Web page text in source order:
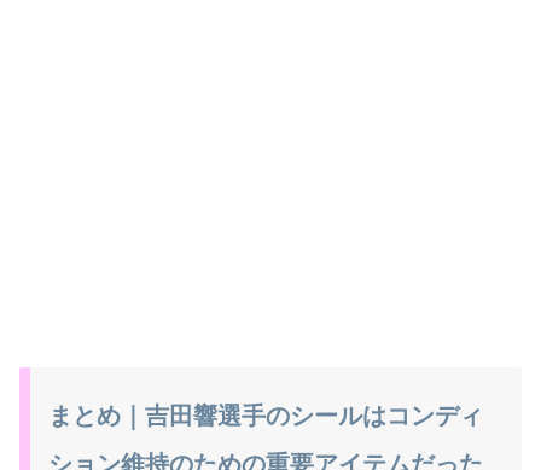
まとめ｜吉田響選手のシールはコンディ
ション維持のための重要アイテムだった